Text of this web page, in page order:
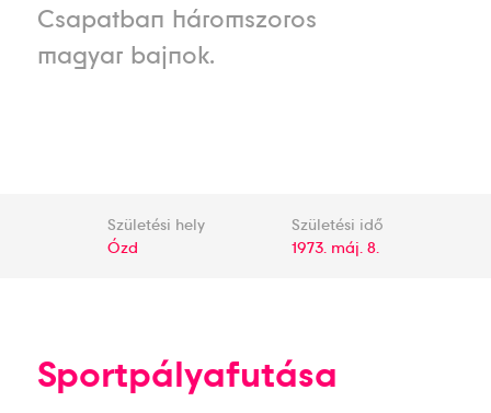
Csapatban háromszoros
magyar bajnok.
Születési hely
Ózd
Születési idő
1973. máj. 8.
Sportpályafutása